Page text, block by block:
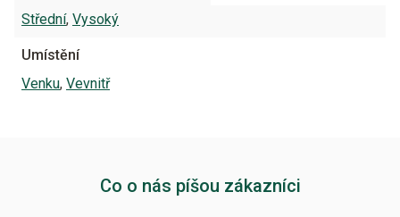
Střední, Vysoký
Umístění
Venku, Vevnitř
Co o nás píšou zákazníci